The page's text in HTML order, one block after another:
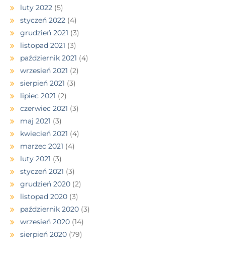
luty 2022 (5)
styczeń 2022 (4)
grudzień 2021 (3)
listopad 2021 (3)
październik 2021 (4)
wrzesień 2021 (2)
sierpień 2021 (3)
lipiec 2021 (2)
czerwiec 2021 (3)
maj 2021 (3)
kwiecień 2021 (4)
marzec 2021 (4)
luty 2021 (3)
styczeń 2021 (3)
grudzień 2020 (2)
listopad 2020 (3)
październik 2020 (3)
wrzesień 2020 (14)
sierpień 2020 (79)